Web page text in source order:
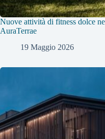
Nuove attività di fitness dolce
AuraTerrae
19 Maggio 2026